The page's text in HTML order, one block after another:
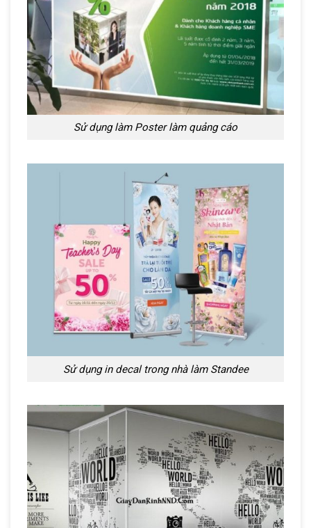
Sử dụng làm Poster làm quảng cáo
Sử dụng in decal trong nhà làm Standee